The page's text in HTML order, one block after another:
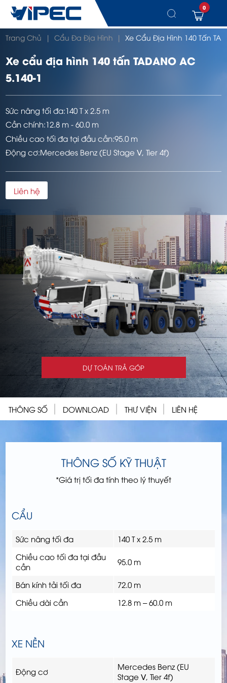
Chuyển
đến
0
Trang Chủ | Cẩu Đa Địa Hình | Xe Cẩu Địa Hình 140 Tấn
Xe cẩu địa hình 140 tấn TADANO AC
5.140-1
Sức nâng tối đa:140 T x 2.5 m
Cần chính:12.8 m - 60.0 m
Chiều cao tối đa tại đầu cần:95.0 m
Động cơ:Mercedes Benz (EU Stage Ⅴ, Tier 4f)
Liên hệ
DỰ TOÁN TRẢ GÓP
THÔNG SỐ DOWNLOAD THƯ VIỆN LIÊN HỆ
THÔNG SỐ KỸ THUẬT
*Giá trị tối đa tính theo lý thuyết
CẨU
Sức nâng tối đa
140 T x 2.5 m
Chiều cao tối đa tại đầu
cần
95.0 m
Bán kính tải tối đa
72.0 m
Chiều dài cần
12.8 m – 60.0 m
XE NỀN
Động cơ
Mercedes Benz (EU
Stage Ⅴ, Tier 4f)